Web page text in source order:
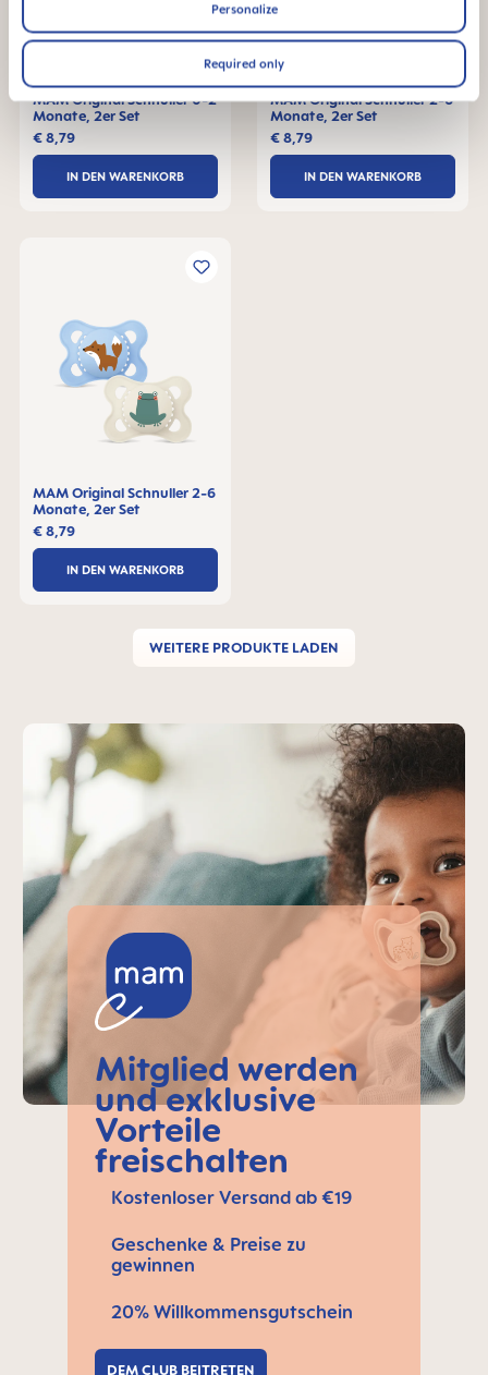
Personalize
Required only
MAM Original Schnuller 0-2
Monate, 2er Set
€ 8,79
IN DEN WARENKORB
MAM Original Schnuller 2-6
Monate, 2er Set
€ 8,79
IN DEN WARENKORB
MAM Original Schnuller 2-6
Monate, 2er Set
€ 8,79
IN DEN WARENKORB
WEITERE PRODUKTE LADEN
MAM-Teaser überspringen
Mitglied werden
und exklusive
Vorteile
freischalten
Kostenloser Versand ab €19
Geschenke & Preise zu
gewinnen
20% Willkommensgutschein
DEM CLUB BEITRETEN